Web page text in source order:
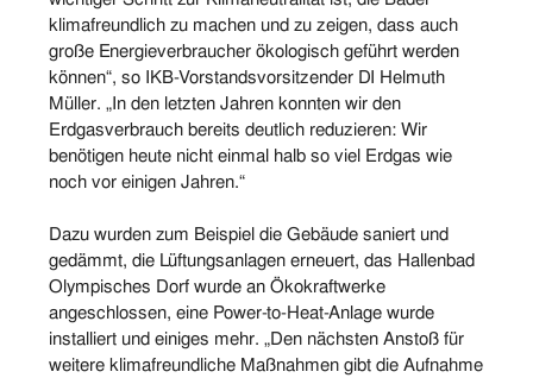
klimafreundlich zu machen und zu zeigen, dass auch
große Energieverbraucher ökologisch geführt werden
können“, so IKB-Vorstandsvorsitzender DI Helmuth
Müller. „In den letzten Jahren konnten wir den
Erdgasverbrauch bereits deutlich reduzieren: Wir
benötigen heute nicht einmal halb so viel Erdgas wie
noch vor einigen Jahren.“
Dazu wurden zum Beispiel die Gebäude saniert und
gedämmt, die Lüftungsanlagen erneuert, das Hallenbad
Olympisches Dorf wurde an Ökokraftwerke
angeschlossen, eine Power-to-Heat-Anlage wurde
installiert und einiges mehr. „Den nächsten Anstoß für
weitere klimafreundliche Maßnahmen gibt die Aufnahme